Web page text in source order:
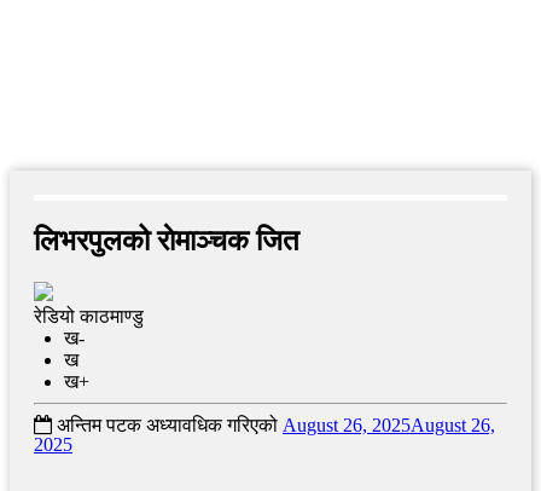
लिभरपुलको राेमाञ्चक जित
रेडियो काठमाण्डु
ख-
ख
ख+
अन्तिम पटक अध्यावधिक गरिएको August 26, 2025August 26,
2025